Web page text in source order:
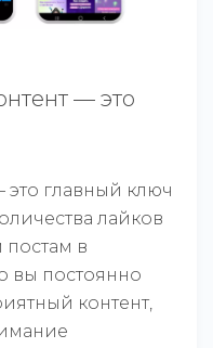
— это
это главный ключ
лайков
в
вы постоянно
контент,